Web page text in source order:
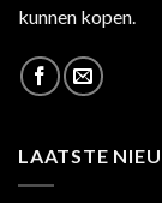
kunnen kopen.
LAATSTE